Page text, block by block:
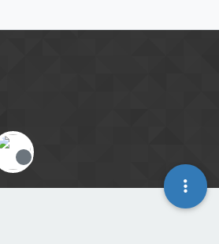
Offline